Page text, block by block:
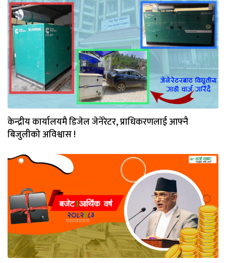
केन्द्रीय कार्यालयमै डिजेल जेनेरेटर, प्राधिकरणलाई आफ्नै
बिजुलीको अविश्वास !